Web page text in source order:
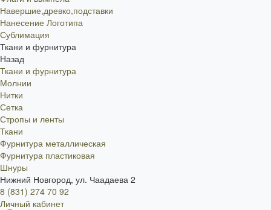
Навершие,древко,подставки
Нанесение Логотипа
Сублимация
Ткани и фурнитура
Назад
Ткани и фурнитура
Молнии
Нитки
Сетка
Стропы и ленты
Ткани
Фурнитура металлическая
Фурнитура пластиковая
Шнуры
Нижний Новгород, ул. Чаадаева 2
8 (831) 274 70 92
Личный кабинет